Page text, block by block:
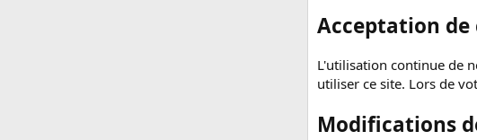
Acceptation
L'utilisation continue de
utiliser ce site. Lors de
Modifications